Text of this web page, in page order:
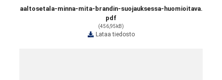
aaltosetala-minna-mita-brandin-suojauksessa-huomioitava.
pdf
(456,95kB)
Lataa tiedosto